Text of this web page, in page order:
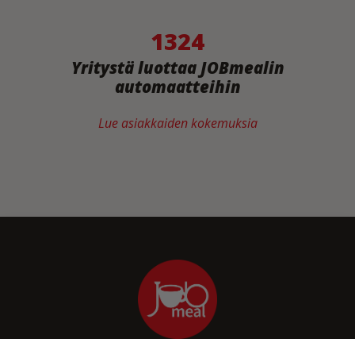
1324
Yritystä luottaa JOBmealin
automaatteihin
Lue asiakkaiden kokemuksia